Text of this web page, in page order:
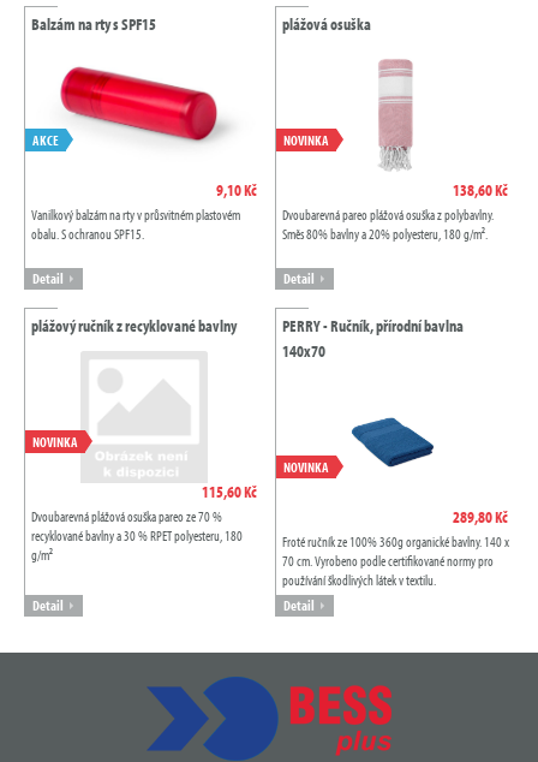
Balzám na rty s SPF15
AKCE
9,10 Kč
Vanilkový balzám na rty v průsvitném plastovém
obalu. S ochranou SPF15.
Detail
plážová osuška
NOVINKA
138,60 Kč
Dvoubarevná pareo plážová osuška z polybavlny.
Směs 80% bavlny a 20% polyesteru, 180 g/m².
Detail
plážový ručník z recyklované bavlny
NOVINKA
115,60 Kč
Dvoubarevná plážová osuška pareo ze 70 %
recyklované bavlny a 30 % RPET polyesteru, 180
g/m²
Detail
PERRY - Ručník, přírodní bavlna
140x70
NOVINKA
289,80 Kč
Froté ručník ze 100% 360g organické bavlny. 140 x
70 cm. Vyrobeno podle certifikované normy pro
používání škodlivých látek v textilu.
Detail